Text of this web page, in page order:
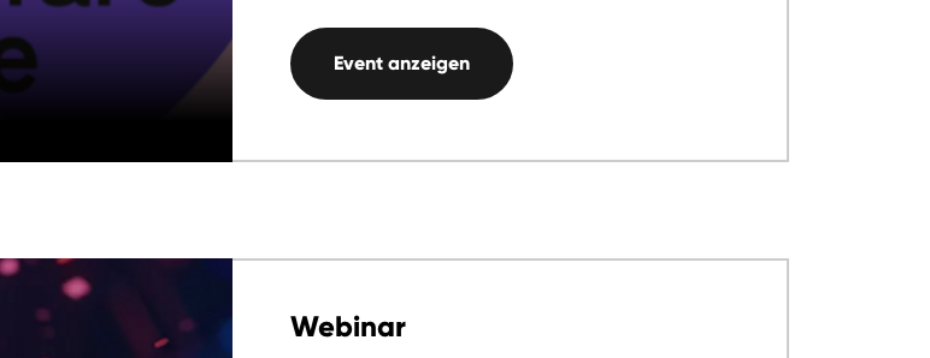
Event anzeigen
Webinar